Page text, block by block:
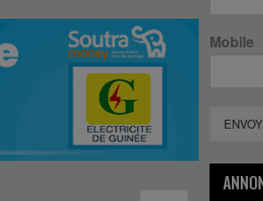
Mobile